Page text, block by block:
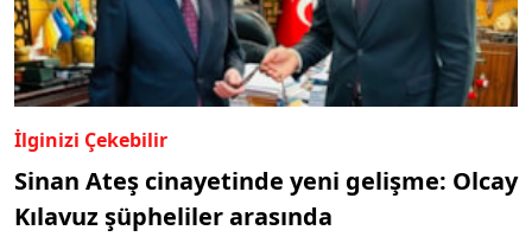
İlginizi Çekebilir
Sinan Ateş cinayetinde yeni gelişme: Olcay
Kılavuz şüpheliler arasında